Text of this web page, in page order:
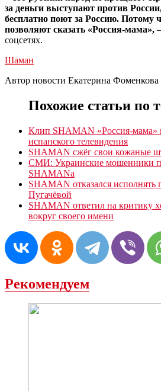
за деньги выступают против
бесплатно поют за Россию. Потому
позволяют сказать «Россия-мама»,
соцсетях.
Шаман
Автор новости Екатерина Фоменкова
Похожие статьи по
Клип SHAMAN «Россия-мама»
испанского телевидения
SHAMAN сжёг свои кожаные
СМИ: Украинские мошенники
SHAMANа
SHAMAN отказался исполнять
Пугачёвой
SHAMAN ответил на критику
вокруг своего имени
Рекомендуем